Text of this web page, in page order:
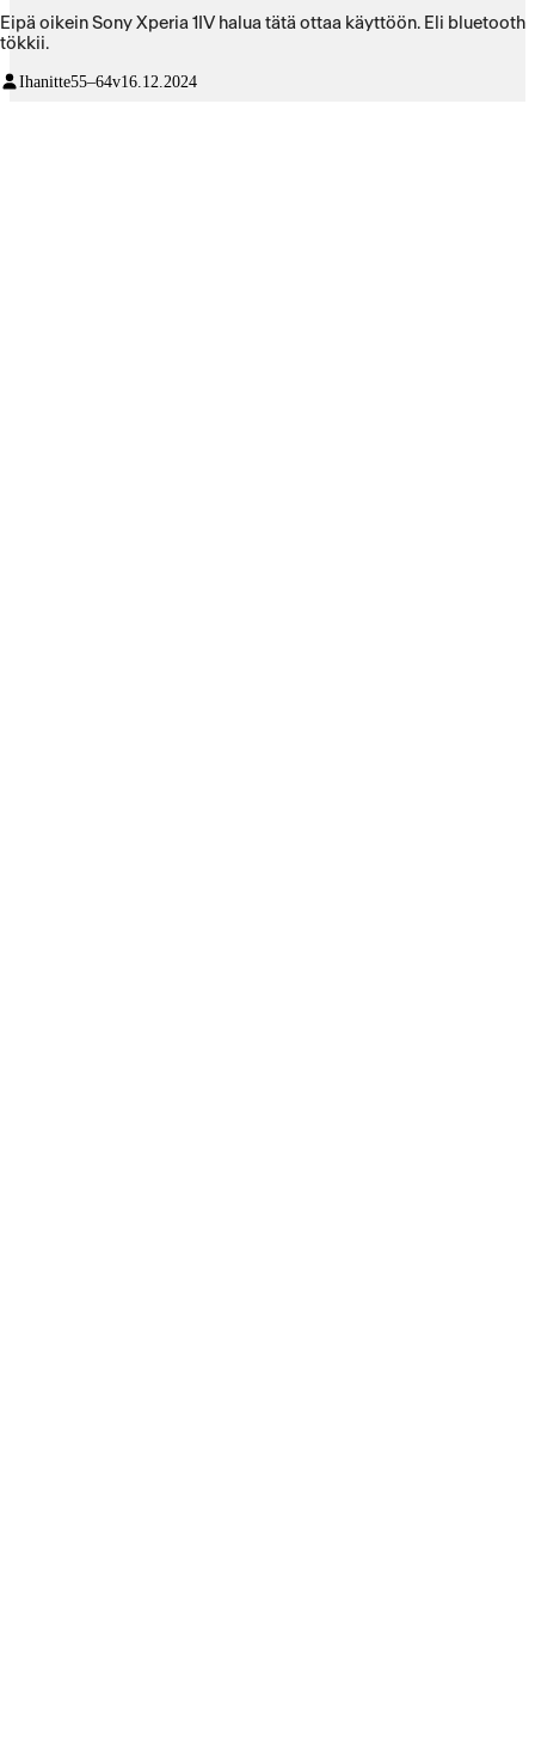
Eipä oikein Sony Xperia 1IV halua tätä ottaa käyttöön. Eli bluetooth
tökkii.
Ihanitte55–64v16.12.2024